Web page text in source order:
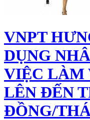
VNPT
DỤNG
VIỆC LÀM
LÊN ĐẾN
ĐỒNG/